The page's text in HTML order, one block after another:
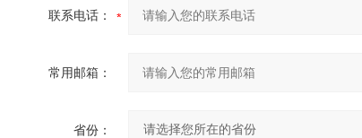
联系电话：
常用邮箱：
省份：